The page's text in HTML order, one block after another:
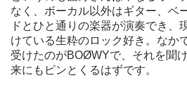
なく、ボーカル以外はギター、ベ
ドとひと通りの楽器が演奏でき、
けている生粋のロック好き。なか
受けたのがBOØWYで、それを聞
来にもピンとくるはずです。